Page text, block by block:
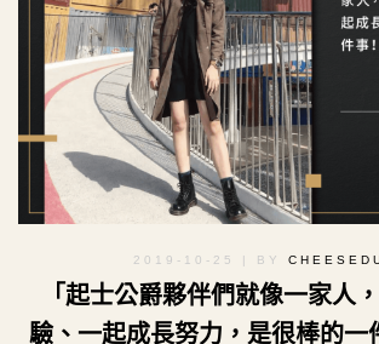
2019-10-25 | BY
「起士公爵夥伴們就像一家人
驗、一起成長努力，是很棒的